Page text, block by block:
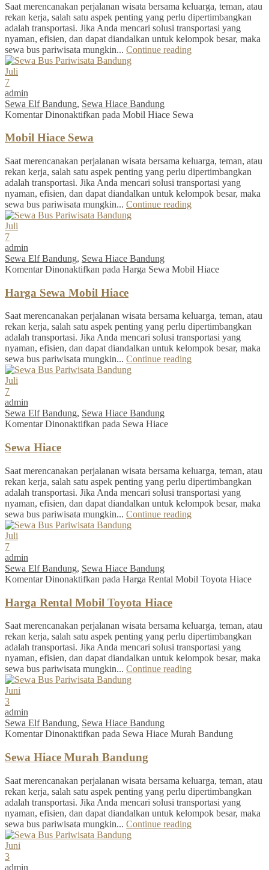
Saat merencanakan perjalanan wisata bersama keluarga, teman, atau
rekan kerja, salah satu aspek penting yang perlu dipertimbangkan
adalah transportasi. Jika Anda mencari solusi transportasi yang
nyaman, efisien, dan dapat diandalkan untuk kelompok besar, maka
sewa bus pariwisata mungkin... Continue reading
Juli
7
admin
Sewa Elf Bandung, Sewa Hiace Bandung
Komentar Dinonaktifkan pada Mobil Hiace Sewa
Mobil Hiace Sewa
Saat merencanakan perjalanan wisata bersama keluarga, teman, atau
rekan kerja, salah satu aspek penting yang perlu dipertimbangkan
adalah transportasi. Jika Anda mencari solusi transportasi yang
nyaman, efisien, dan dapat diandalkan untuk kelompok besar, maka
sewa bus pariwisata mungkin... Continue reading
Juli
7
admin
Sewa Elf Bandung, Sewa Hiace Bandung
Komentar Dinonaktifkan pada Harga Sewa Mobil Hiace
Harga Sewa Mobil Hiace
Saat merencanakan perjalanan wisata bersama keluarga, teman, atau
rekan kerja, salah satu aspek penting yang perlu dipertimbangkan
adalah transportasi. Jika Anda mencari solusi transportasi yang
nyaman, efisien, dan dapat diandalkan untuk kelompok besar, maka
sewa bus pariwisata mungkin... Continue reading
Juli
7
admin
Sewa Elf Bandung, Sewa Hiace Bandung
Komentar Dinonaktifkan pada Sewa Hiace
Sewa Hiace
Saat merencanakan perjalanan wisata bersama keluarga, teman, atau
rekan kerja, salah satu aspek penting yang perlu dipertimbangkan
adalah transportasi. Jika Anda mencari solusi transportasi yang
nyaman, efisien, dan dapat diandalkan untuk kelompok besar, maka
sewa bus pariwisata mungkin... Continue reading
Juli
7
admin
Sewa Elf Bandung, Sewa Hiace Bandung
Komentar Dinonaktifkan pada Harga Rental Mobil Toyota Hiace
Harga Rental Mobil Toyota Hiace
Saat merencanakan perjalanan wisata bersama keluarga, teman, atau
rekan kerja, salah satu aspek penting yang perlu dipertimbangkan
adalah transportasi. Jika Anda mencari solusi transportasi yang
nyaman, efisien, dan dapat diandalkan untuk kelompok besar, maka
sewa bus pariwisata mungkin... Continue reading
Juni
3
admin
Sewa Elf Bandung, Sewa Hiace Bandung
Komentar Dinonaktifkan pada Sewa Hiace Murah Bandung
Sewa Hiace Murah Bandung
Saat merencanakan perjalanan wisata bersama keluarga, teman, atau
rekan kerja, salah satu aspek penting yang perlu dipertimbangkan
adalah transportasi. Jika Anda mencari solusi transportasi yang
nyaman, efisien, dan dapat diandalkan untuk kelompok besar, maka
sewa bus pariwisata mungkin... Continue reading
Juni
3
admin